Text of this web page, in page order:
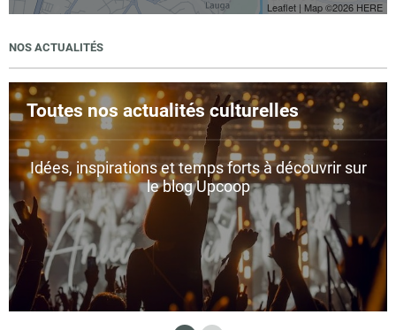
Leaflet | Map ©2026 HERE
NOS ACTUALITÉS
Toutes nos actualités culturelles
Idées, inspirations et temps forts à découvrir sur
le blog Upcoop